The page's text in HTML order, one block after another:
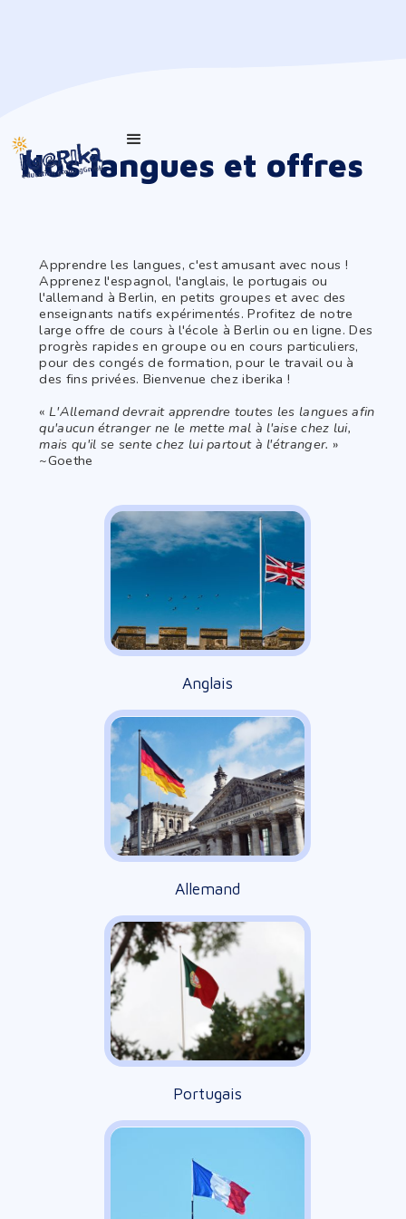
Nos langues et offres
Apprendre les langues, c'est amusant avec nous !
Apprenez l'espagnol, l'anglais, le portugais ou
l'allemand à Berlin, en petits groupes et avec des
enseignants natifs expérimentés. Profitez de notre
large offre de cours à l'école à Berlin ou en ligne. Des
progrès rapides en groupe ou en cours particuliers,
pour des congés de formation, pour le travail ou à
des fins privées. Bienvenue chez iberika !
«L'Allemand devrait apprendre toutes les langues afin
qu'aucun étranger ne le mette mal à l'aise chez lui,
mais qu'il se sente chez lui partout à l'étranger. »
~Goethe
Anglais
Allemand
Portugais